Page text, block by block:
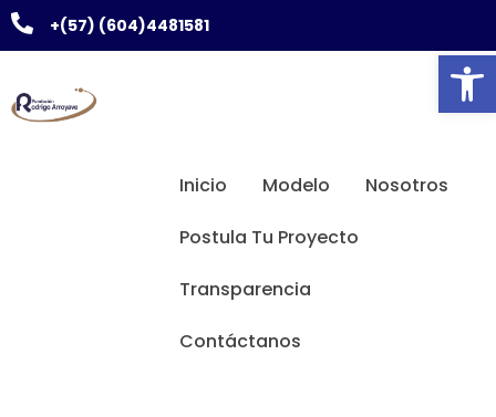
+(57) (604)4481581
Inicio Modelo Nosotros
Postula Tu Proyecto
Transparencia
Contáctanos